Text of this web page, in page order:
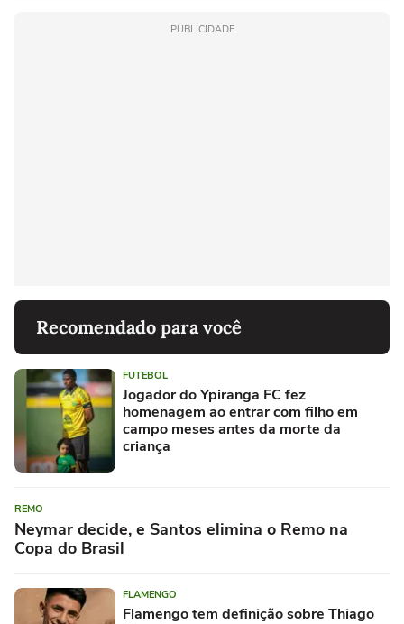
PUBLICIDADE
Recomendado para você
FUTEBOL
Jogador do Ypiranga FC fez
homenagem ao entrar com filho em
campo meses antes da morte da
criança
REMO
Neymar decide, e Santos elimina o Remo na
Copa do Brasil
FLAMENGO
Flamengo tem definição sobre Thiago